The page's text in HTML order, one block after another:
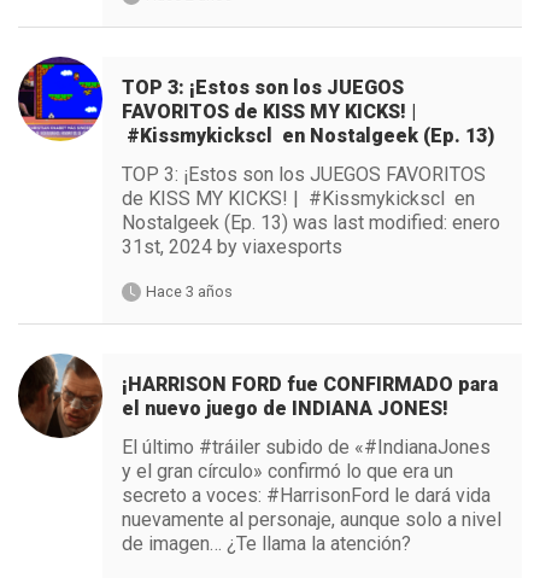
TOP 3: ¡Estos son los JUEGOS
FAVORITOS de KISS MY KICKS! |
#Kissmykickscl en Nostalgeek (Ep. 13)
TOP 3: ¡Estos son los JUEGOS FAVORITOS
de KISS MY KICKS! | #Kissmykickscl en
Nostalgeek (Ep. 13) was last modified: enero
31st, 2024 by viaxesports
Hace 3 años
¡HARRISON FORD fue CONFIRMADO para
el nuevo juego de INDIANA JONES!
El último #tráiler subido de «#IndianaJones
y el gran círculo» confirmó lo que era un
secreto a voces: #HarrisonFord le dará vida
nuevamente al personaje, aunque solo a nivel
de imagen… ¿Te llama la atención?